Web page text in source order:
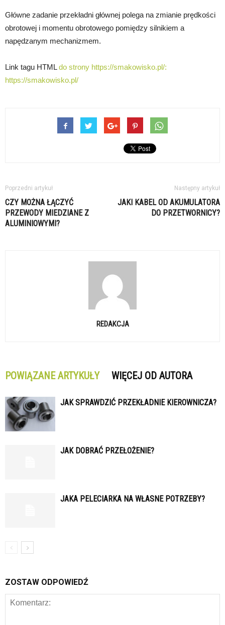
Główne zadanie przekładni głównej polega na zmianie prędkości
obrotowej i momentu obrotowego pomiędzy silnikiem a
napędzanym mechanizmem.
Link tagu HTMLdo strony https://smakowisko.pl/:
https://smakowisko.pl/
Poprzedni artykuł
CZY MOŻNA ŁĄCZYĆ
PRZEWODY MIEDZIANE Z
ALUMINIOWYMI?
Następny artykuł
JAKI KABEL OD AKUMULATORA
DO PRZETWORNICY?
REDAKCJA
POWIĄZANE ARTYKUŁY WIĘCEJ OD AUTORA
JAK SPRAWDZIĆ PRZEKŁADNIE KIEROWNICZA?
JAK DOBRAĆ PRZEŁOŻENIE?
JAKA PELECIARKA NA WŁASNE POTRZEBY?
ZOSTAW ODPOWIEDŹ